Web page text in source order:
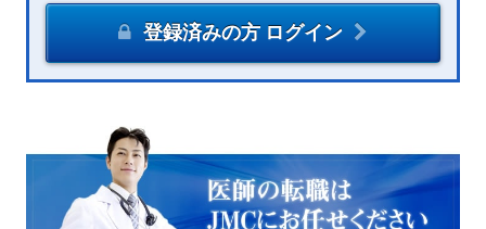
登録済みの方 ログイン